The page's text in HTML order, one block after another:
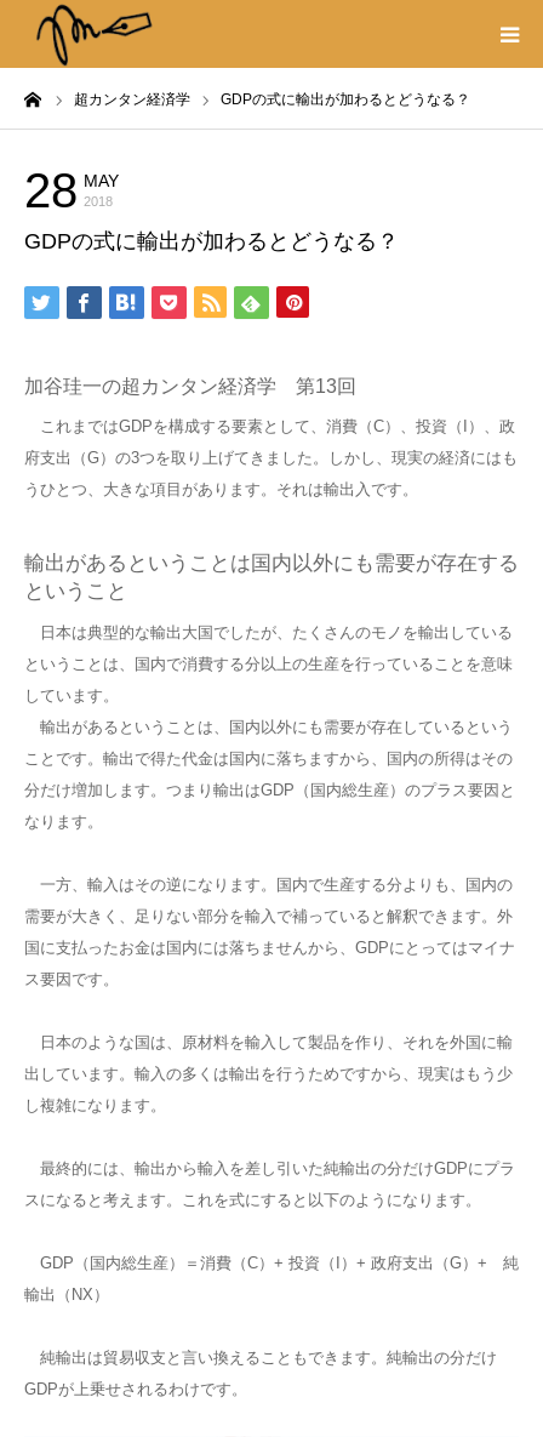
超カンタン経済学 GDPの式に輸出が加わるとどうなる？
28 MAY
2018
GDPの式に輸出が加わるとどうなる？
加谷珪一の超カンタン経済学 第13回
これまではGDPを構成する要素として、消費（C）、投資（I）、政
府支出（G）の3つを取り上げてきました。しかし、現実の経済にはも
うひとつ、大きな項目があります。それは輸出入です。
輸出があるということは国内以外にも需要が存在する
ということ
日本は典型的な輸出大国でしたが、たくさんのモノを輸出している
ということは、国内で消費する分以上の生産を行っていることを意味
しています。
輸出があるということは、国内以外にも需要が存在しているという
ことです。輸出で得た代金は国内に落ちますから、国内の所得はその
分だけ増加します。つまり輸出はGDP（国内総生産）のプラス要因と
なります。
一方、輸入はその逆になります。国内で生産する分よりも、国内の
需要が大きく、足りない部分を輸入で補っていると解釈できます。外
国に支払ったお金は国内には落ちませんから、GDPにとってはマイナ
ス要因です。
日本のような国は、原材料を輸入して製品を作り、それを外国に輸
出しています。輸入の多くは輸出を行うためですから、現実はもう少
し複雑になります。
最終的には、輸出から輸入を差し引いた純輸出の分だけGDPにプラ
スになると考えます。これを式にすると以下のようになります。
GDP（国内総生産）＝消費（C）+ 投資（I）+ 政府支出（G）+ 純
輸出（NX）
純輸出は貿易収支と言い換えることもできます。純輸出の分だけ
GDPが上乗せされるわけです。
プロフィール
書籍
著作権・リンク
取材や出演の依頼